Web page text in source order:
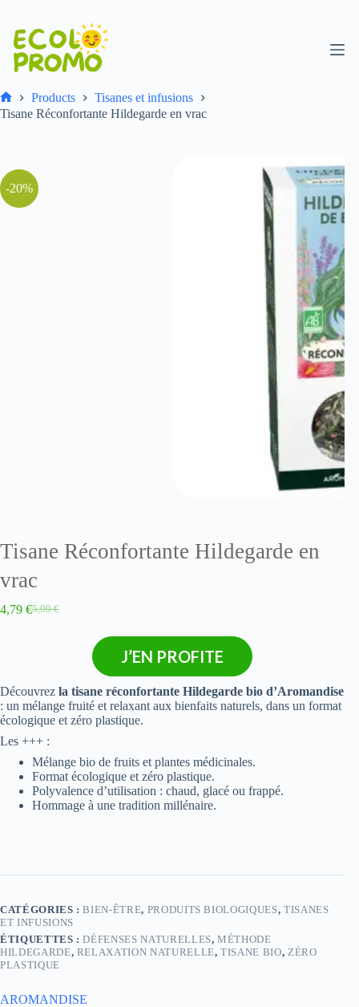
Products
Tisanes et infusions
Tisane Réconfortante Hildegarde en vrac
-20%
Tisane Réconfortante Hildegarde en
vrac
5,99€
4,79 €
J’EN PROFITE
Découvrez la tisane réconfortante Hildegarde bio d’Aromandise
: un mélange fruité et relaxant aux bienfaits naturels, dans un format
écologique et zéro plastique.
Les +++ :
Mélange bio de fruits et plantes médicinales.
Format écologique et zéro plastique.
Polyvalence d’utilisation : chaud, glacé ou frappé.
Hommage à une tradition millénaire.
CATÉGORIES :BIEN-ÊTRE, PRODUITS BIOLOGIQUES, TISANES
ET INFUSIONS
ÉTIQUETTES :DÉFENSES NATURELLES,MÉTHODE
HILDEGARDE, RELAXATION NATURELLE,TISANE BIO, ZÉRO
PLASTIQUE
AROMANDISE